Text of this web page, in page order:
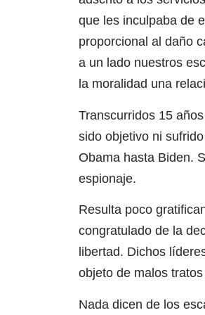
que les inculpaba de
proporcional al daño
a un lado nuestros
la moralidad una
Transcurridos 15
sido objetivo ni
Obama hasta Biden.
espionaje.
Resulta poco
congratulado de la
libertad. Dichos
objeto de malos
Nada dicen de los